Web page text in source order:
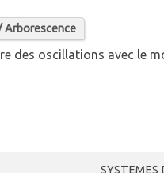
Arborescence
des oscillations avec le
SYSTEMES